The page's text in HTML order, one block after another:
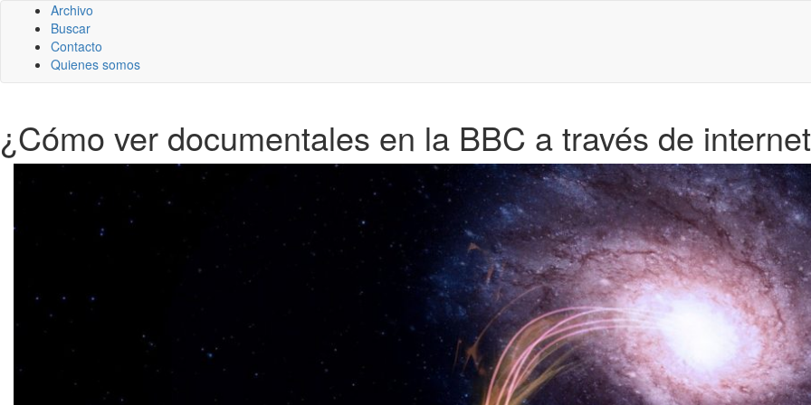
Archivo
Buscar
Contacto
Quienes somos
¿Cómo ver documentales en la BBC a través de